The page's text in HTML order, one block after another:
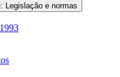
Legislação e normas